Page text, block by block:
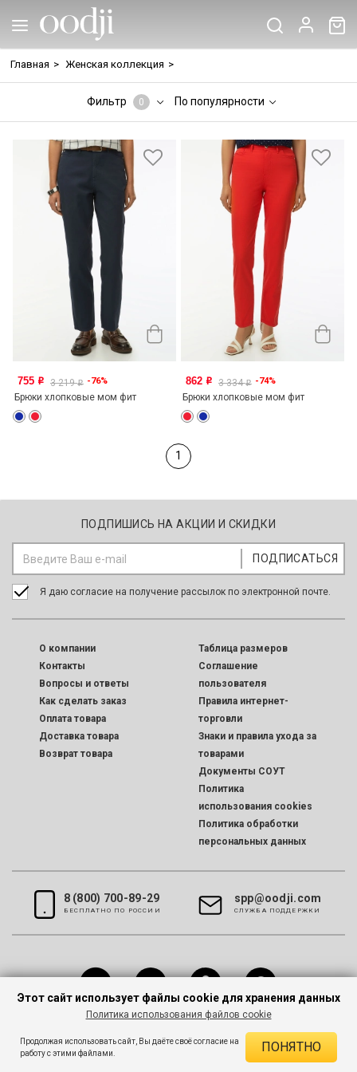
Главная > Женская коллекция >
Фильтр 0 По популярности
755 o 3 219o -76%
Брюки хлопковые мом фит
862 o 3 334o -74%
Брюки хлопковые мом фит
1
ПОДПИШИСЬ НА АКЦИИ И СКИДКИ
Я даю согласие на получение рассылок по электронной почте.
O компании
Контакты
Вопросы и ответы
Как сделать заказ
Оплата товара
Доставка товара
Возврат товара
Таблица размеров
Соглашение
пользователя
Правила интернет-
торговли
Знаки и правила ухода за
товарами
Документы СОУТ
Политика
использования cookies
Политика обработки
персональных данных
8 (800) 700-89-29
БЕСПЛАТНО ПО РОССИИ
spp@oodji.com
CЛУЖБА ПОДДЕРЖКИ
Этот сайт использует файлы cookie для хранения данных
Политика использования файлов cookie
Продолжая использовать сайт, Вы даёте своё согласие на
работу с этими файлами.
ПОНЯТНО